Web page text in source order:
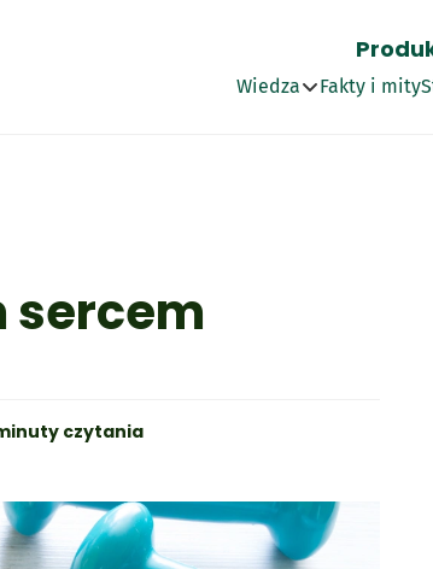
Wiedza Fakty i mity
sercem
czytania